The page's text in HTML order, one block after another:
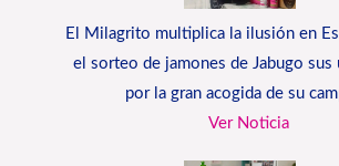
El Milagrito multiplica la ilusión en
el sorteo de jamones de Jabugo sus
por la gran acogida de su
Ver Noticia